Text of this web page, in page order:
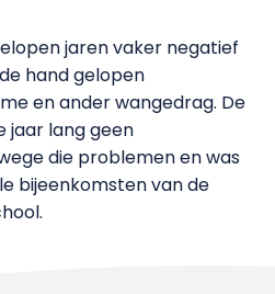
jaren vaker negatief
hand gelopen
en ander wangedrag. De
jaar lang geen
die problemen en was
bijeenkomsten van de